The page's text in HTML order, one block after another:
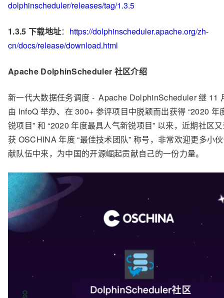
dolphinscheduler/releases/tag/1.3.5
1.3.5 下载地址： https://dolphinscheduler.apache.org/zh-
cn/docs/release/download.html
Apache DolphinScheduler 社区介绍
新一代大数据任务调度 - Apache DolphinScheduler继 11
由 InfoQ 举办、在 300+ 参评项目中脱颖而出获得 “2020 年
锐项目” 和 “2020年度最具人气新锐项目” 以来，近期社区
获 OSCHINA年度“最佳技术团队”称号，非常欢迎更多小
献队伍中来，为中国的开源崛起贡献自己的一份力量。